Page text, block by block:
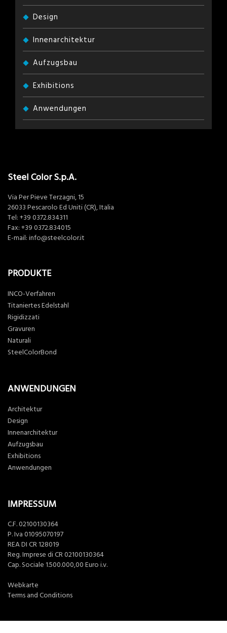
Design
Innenarchitektur
Aufzugsbau
Exhibitions
Anwendungen
Steel Color S.p.A.
Via Per Pieve Terzagni, 15
26033 Pescarolo Ed Uniti (CR), Italia
Tel: +39 0372.834311
Fax: +39 0372.834015
E-mail: info@steelcolor.it
PRODUKTE
INCO-Verfahren
Titaniertes Edelstahl
Rigidizzati
Gravuren
Naturali
SteelColorBond
ANWENDUNGEN
Architektur
Design
Innenarchitektur
Aufzugsbau
Exhibitions
Anwendungen
IMPRESSUM
C.F. 02100130364
P. Iva 01095070197
REA DI CR 128019
Reg. Imprese di CR 02100130364
Cap. Sociale 1.500.000,00 Euro i.v.
Webkarte
Terms and Conditions